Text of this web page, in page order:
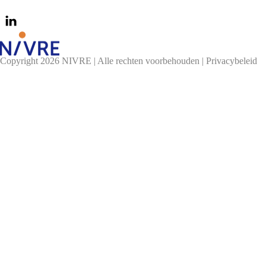
Copyright 2026 NIVRE | Alle rechten voorbehouden | Privacybeleid